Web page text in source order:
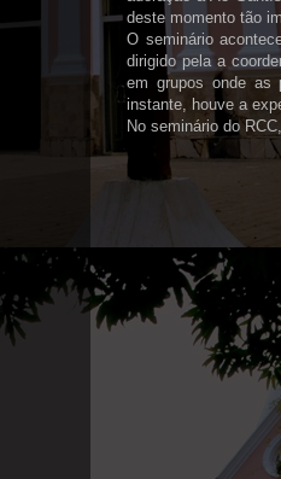
deste momento tão
O seminário
dirigido pela a
em grupos onde as
instante, houve a
No seminário do